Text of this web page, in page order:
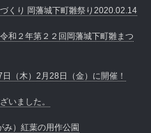
くり 岡藩城下町雛祭り2020.02.14
和２年第２２回岡藩城下町雛まつ
（木）2月28日（金）に開催！
いました。
み）紅葉の用作公園